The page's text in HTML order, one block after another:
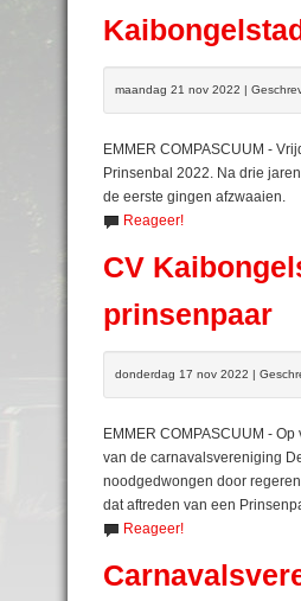
Kaibongelstad
maandag 21 nov 2022 |
EMMER COMPASCUUM -
Prinsenbal 2022. Na drie
de eerste gingen afzwaaien.
Reageer!
CV
prinsenpaar
donderdag 17 nov 2022 |
EMMER COMPASCUUM -
van de carnavalsvereniging
noodgedwongen door
dat aftreden van een
Reageer!